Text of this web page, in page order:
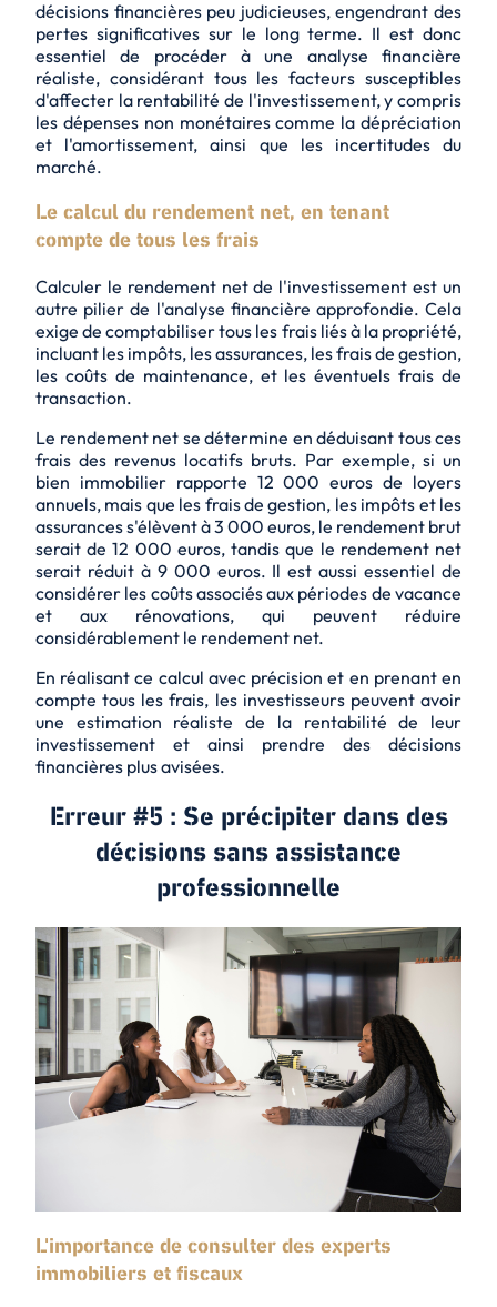
décisions financières peu judicieuses, engendrant des
pertes significatives sur le long terme. Il est donc
essentiel de procéder à une analyse financière
réaliste, considérant tous les facteurs susceptibles
d'affecter la rentabilité de l'investissement, y compris
les dépenses non monétaires comme la dépréciation
et l'amortissement, ainsi que les incertitudes du
marché.
Le calcul du rendement net, en tenant
compte de tous les frais
Calculer le rendement net de l'investissement est un
autre pilier de l'analyse financière approfondie. Cela
exige de comptabiliser tous les frais liés à la propriété,
incluant les impôts, les assurances, les frais de gestion,
les coûts de maintenance, et les éventuels frais de
transaction.
Le rendement net se détermine en déduisant tous ces
frais des revenus locatifs bruts. Par exemple, si un
bien immobilier rapporte 12 000 euros de loyers
annuels, mais que les frais de gestion, les impôts et les
assurances s'élèvent à 3 000 euros, le rendement brut
serait de 12 000 euros, tandis que le rendement net
serait réduit à 9 000 euros. Il est aussi essentiel de
considérer les coûts associés aux périodes de vacance
et aux rénovations, qui peuvent réduire
considérablement le rendement net.
En réalisant ce calcul avec précision et en prenant en
compte tous les frais, les investisseurs peuvent avoir
une estimation réaliste de la rentabilité de leur
investissement et ainsi prendre des décisions
financières plus avisées.
Erreur #5 : Se précipiter dans des
décisions sans assistance
professionnelle
L'importance de consulter des experts
immobiliers et fiscaux